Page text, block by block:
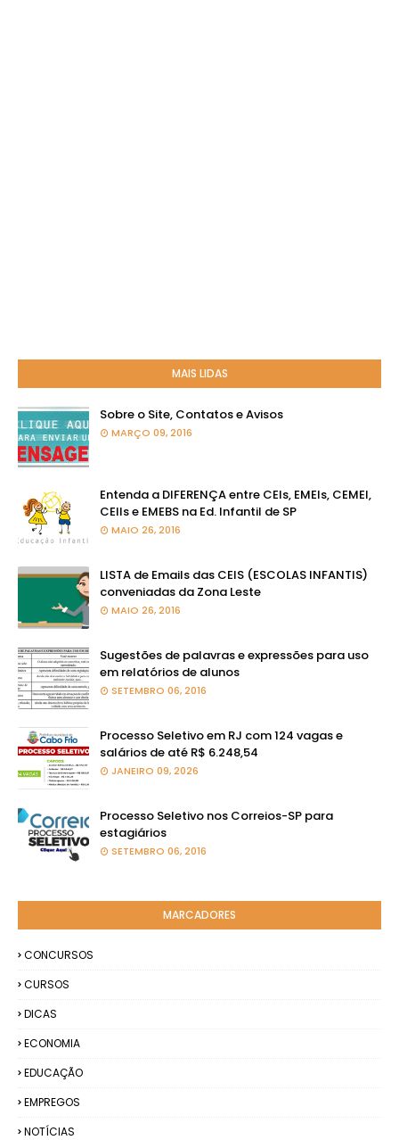
MAIS LIDAS
Sobre o Site, Contatos e Avisos
MARÇO 09, 2016
Entenda a DIFERENÇA entre CEIs, EMEIs, CEMEI,
CEIIs e EMEBS na Ed. Infantil de SP
MAIO 26, 2016
LISTA de Emails das CEIS (ESCOLAS INFANTIS)
conveniadas da Zona Leste
MAIO 26, 2016
Sugestões de palavras e expressões para uso
em relatórios de alunos
SETEMBRO 06, 2016
Processo Seletivo em RJ com 124 vagas e
salários de até R$ 6.248,54
JANEIRO 09, 2026
Processo Seletivo nos Correios-SP para
estagiários
SETEMBRO 06, 2016
MARCADORES
CONCURSOS
CURSOS
DICAS
ECONOMIA
EDUCAÇÃO
EMPREGOS
NOTÍCIAS